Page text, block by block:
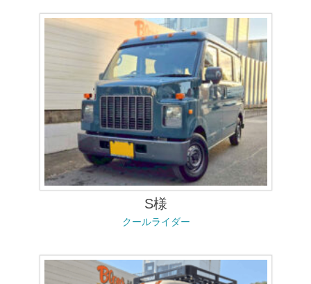
S様
クールライダー